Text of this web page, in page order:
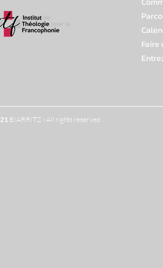
Faire
21 BIARRITZ - All rights reserved